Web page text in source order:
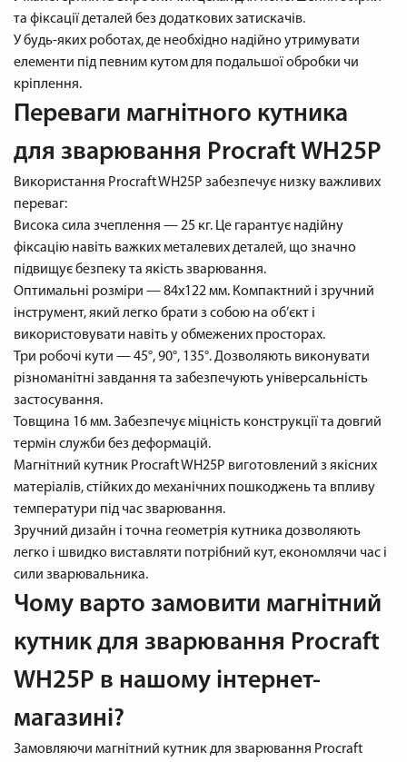
та фіксації деталей без додаткових затискачів.
У будь-яких роботах, де необхідно надійно утримувати
елементи під певним кутом для подальшої обробки чи
кріплення.
Переваги магнітного кутника
для зварювання Procraft WH25P
Використання Procraft WH25P забезпечує низку важливих
переваг:
Висока сила зчеплення — 25 кг. Це гарантує надійну
фіксацію навіть важких металевих деталей, що значно
підвищує безпеку та якість зварювання.
Оптимальні розміри — 84x122 мм. Компактний і зручний
інструмент, який легко брати з собою на об’єкт і
використовувати навіть у обмежених просторах.
Три робочі кути — 45°, 90°, 135°. Дозволяють виконувати
різноманітні завдання та забезпечують універсальність
застосування.
Товщина 16 мм. Забезпечує міцність конструкції та довгий
термін служби без деформацій.
Магнітний кутник Procraft WH25P виготовлений з якісних
матеріалів, стійких до механічних пошкоджень та впливу
температури під час зварювання.
Зручний дизайн і точна геометрія кутника дозволяють
легко і швидко виставляти потрібний кут, економлячи час і
сили зварювальника.
Чому варто замовити магнітний
кутник для зварювання Procraft
WH25P в нашому інтернет-
магазині?
Замовляючи магнітний кутник для зварювання Procraft